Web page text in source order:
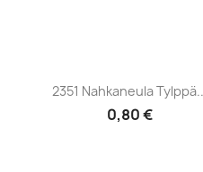
Pikakatselu
2351 Nahkaneula
0,80 €